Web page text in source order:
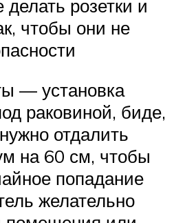
розетки и
чтобы они не
— установка
раковиной, биде,
отдалить
на 60 см, чтобы
попадание
желательно